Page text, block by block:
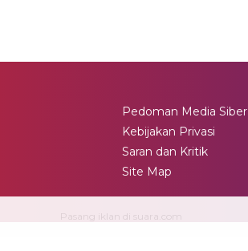
Pedoman Media Siber
Kebijakan Privasi
Saran dan Kritik
Site Map